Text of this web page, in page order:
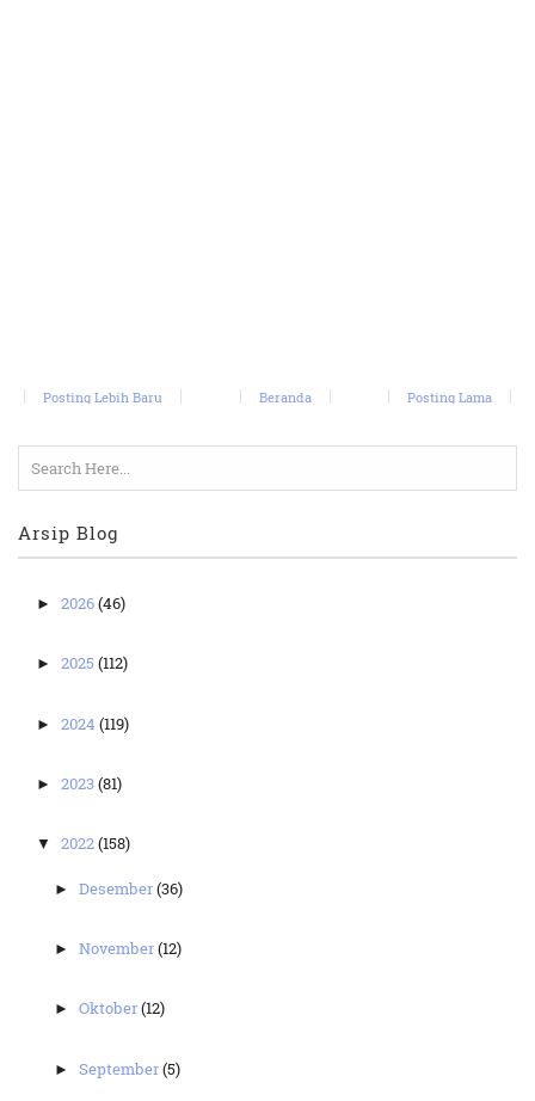
Posting Lebih Baru Posting Lama
Beranda
Arsip Blog
► 2026(46)
► 2025 (112)
► 2024 (119)
► 2023(81)
▼ 2022(158)
►Desember(36)
►November(12)
►Oktober(12)
►September(5)